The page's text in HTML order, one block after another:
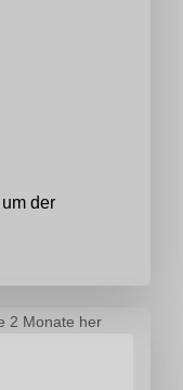
um der
2 Monate her